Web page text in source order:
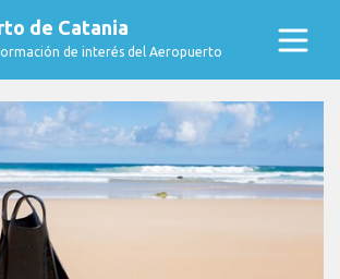
de Catania
de interés del Aeropuerto